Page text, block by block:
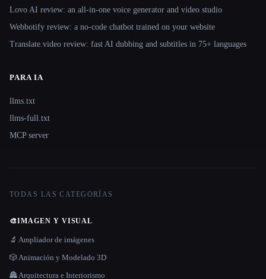
Lovo AI review: an all-in-one voice generator and video studio
Webbotify review: a no-code chatbot trained on your website
Translate.video review: fast AI dubbing and subtitles in 75+ languages
PARA IA
llms.txt
llms-full.txt
MCP server
TODAS LAS CATEGORÍAS
🎨IMAGEN Y VISUAL
🔬 Ampliador de imágenes
🎲 Animación y Modelado 3D
🏯 Arquitectura e Interiorismo